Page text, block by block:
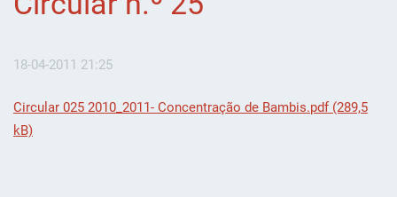
18-04-2011 21:25
Circular 025 2010_2011- Concentração de Bambis.pdf (289,5
kB)